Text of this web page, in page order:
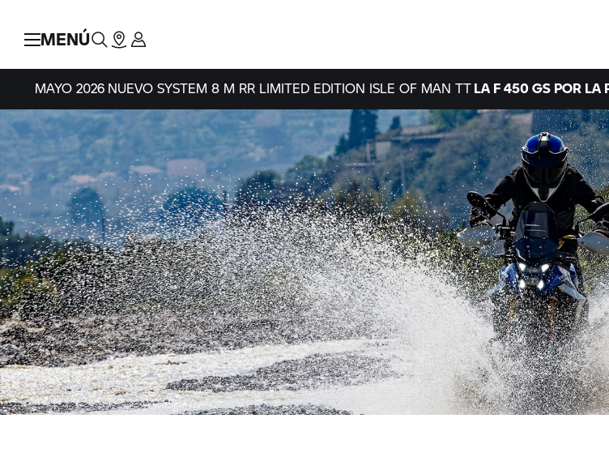
MENÚ
MAYO 2026 NUEVO SYSTEM 8 M RR LIMITED EDITION ISLE OF MAN TTLA F 450 GS POR LA